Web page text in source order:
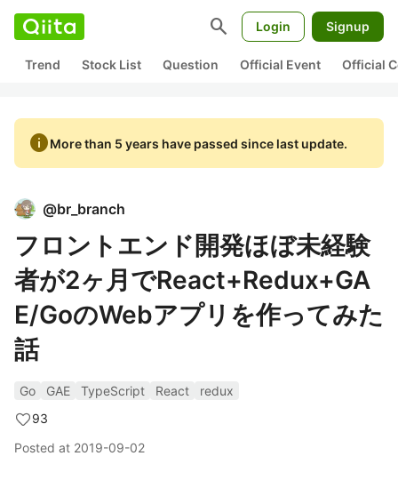
search Login Signup
Trend Stock List Question Official Event Official
infoMore than 5 years have passed since last update.
@br_branch
フロントエンド開発ほぼ未経験
者が2ヶ月でReact+Redux+GA
E/GoのWebアプリを作ってみた
話
Go GAE TypeScript React
redux
93
Posted at 2019-09-02